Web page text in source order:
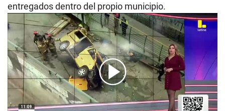
entregados dentro del propio municipio.